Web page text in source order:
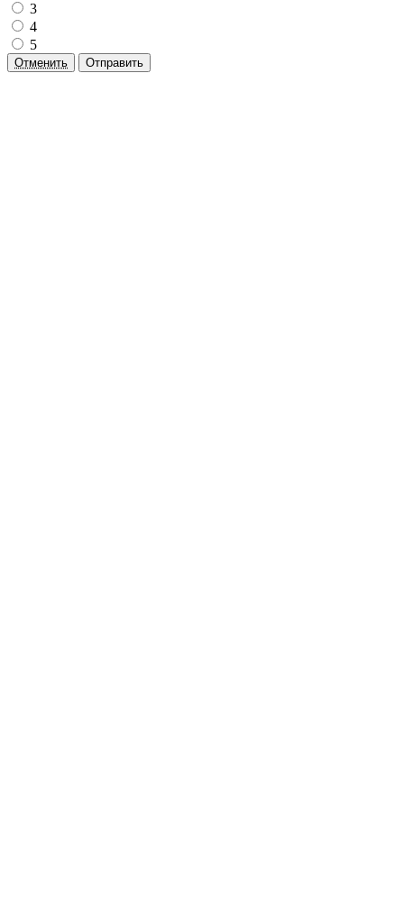
3
4
5
Отменить Отправить